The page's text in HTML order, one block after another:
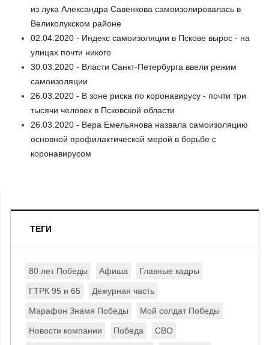
из лука Александра Савенкова самоизолировалась в
Великолукском районе
02.04.2020 - Индекс самоизоляции в Пскове вырос - на
улицах почти никого
30.03.2020 - Власти Санкт-Петербурга ввели режим
самоизоляции
26.03.2020 - В зоне риска по коронавирусу - почти три
тысячи человек в Псковской области
26.03.2020 - Вера Емельянова назвала самоизоляцию
основной профилактической мерой в борьбе с
коронавирусом
ТЕГИ
80 лет Победы Афиша Главные кадры
ГТРК 95 и 65 Дежурная часть
Марафон Знамя Победы Мой солдат Победы
Новости компании Победа СВО